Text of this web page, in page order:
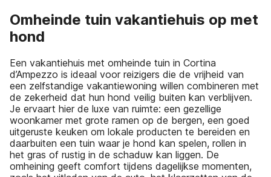
Omheinde tuin vakantiehuis op met
hond
Een vakantiehuis met omheinde tuin in Cortina
d’Ampezzo is ideaal voor reizigers die de vrijheid van
een zelfstandige vakantiewoning willen combineren met
de zekerheid dat hun hond veilig buiten kan verblijven.
Je ervaart hier de luxe van ruimte: een gezellige
woonkamer met grote ramen op de bergen, een goed
uitgeruste keuken om lokale producten te bereiden en
daarbuiten een tuin waar je hond kan spelen, rollen in
het gras of rustig in de schaduw kan liggen. De
omheining geeft comfort tijdens dagelijkse momenten,